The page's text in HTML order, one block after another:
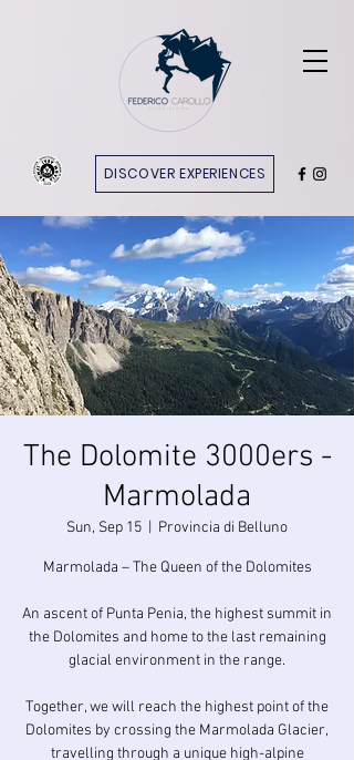
DISCOVER EXPERIENCES
The Dolomite 3000ers -
Marmolada
Sun, Sep 15 Provincia di Belluno
Marmolada – The Queen of the Dolomites
An ascent of Punta Penia, the highest summit in
the Dolomites and home to the last remaining
glacial environment in the range.
Together, we will reach the highest point of the
Dolomites by crossing the Marmolada Glacier,
travelling through a unique high-alpine